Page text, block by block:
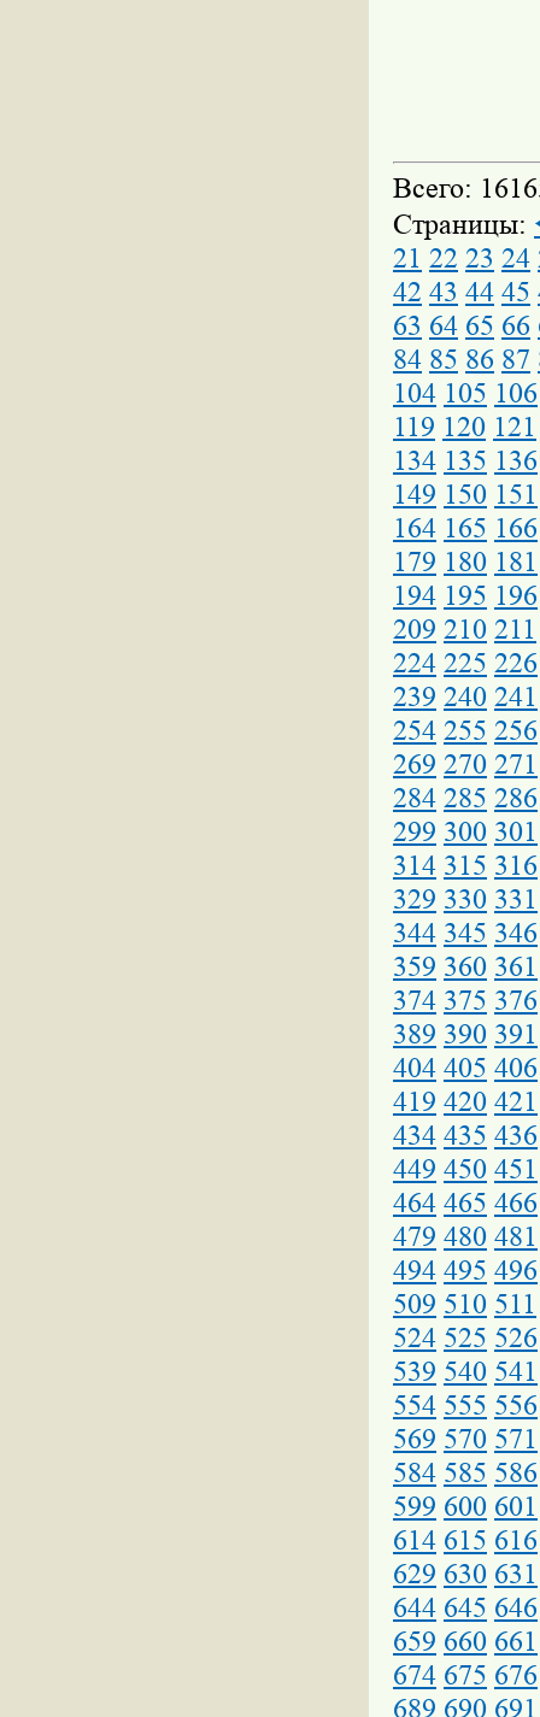
Всего:
Страницы:
21 22 23 24
42 43 44 45
63 64 65 66
84 85 86 87
104 105 106
119 120 121
134 135 136
149 150 151
164 165 166
179 180 181
194 195 196
209 210 211
224 225 226
239 240 241
254 255 256
269 270 271
284 285 286
299 300 301
314 315 316
329 330 331
344 345 346
359 360 361
374 375 376
389 390 391
404 405 406
419 420 421
434 435 436
449 450 451
464 465 466
479 480 481
494 495 496
509 510 511
524 525 526
539 540 541
554 555 556
569 570 571
584 585 586
599 600 601
614 615 616
629 630 631
644 645 646
659 660 661
674 675 676
689 690 691